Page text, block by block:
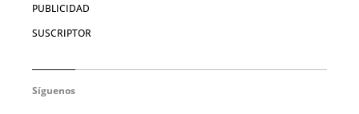
PUBLICIDAD
SUSCRIPTOR
Síguenos